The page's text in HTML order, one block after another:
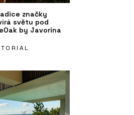
značky
světu pod
by Javorina